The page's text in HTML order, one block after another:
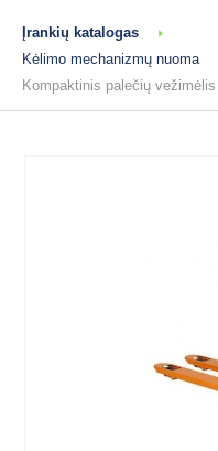
Įrankių katalogas
Kėlimo mechanizmų nuoma
Kompaktinis palečių